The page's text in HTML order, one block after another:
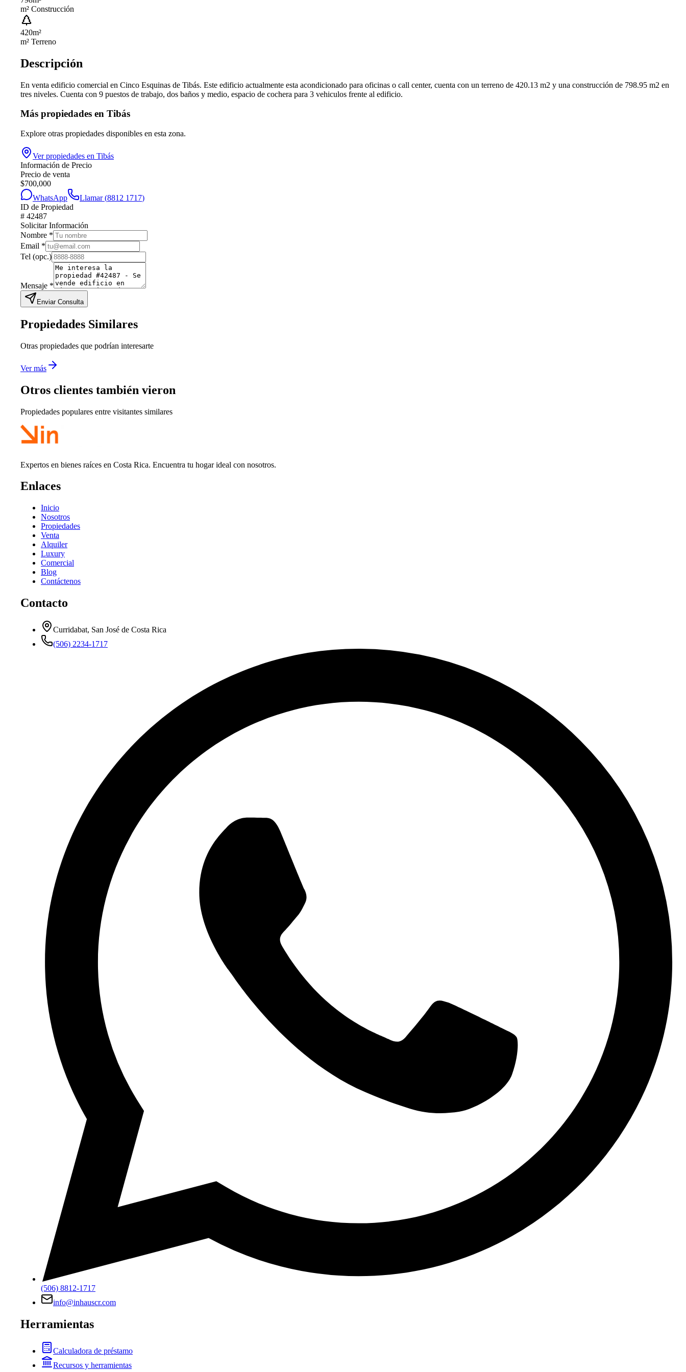
m² Construcción
420m²
m² Terreno
Descripción
En venta edificio comercial en Cinco Esquinas de Tibás. Este edificio actualmente esta acondicionado para oficinas o call center, cuenta con un terreno de 420.13 m2 y una construcción de 798.95 m2 en
tres niveles. Cuenta con 9 puestos de trabajo, dos baños y medio, espacio de cochera para 3 vehiculos frente al edificio.
Más propiedades en Tibás
Explore otras propiedades disponibles en esta zona.
Ver propiedades en Tibás
Información de Precio
Precio de venta
$700,000
WhatsApp
Llamar (8812 1717)
ID de Propiedad
# 42487
Solicitar Información
Nombre *
Email *
Tel (opc.)
Mensaje *
Enviar Consulta
Propiedades Similares
Otras propiedades que podrían interesarte
Ver más
Otros clientes también vieron
Propiedades populares entre visitantes similares
Expertos en bienes raíces en Costa Rica. Encuentra tu hogar ideal con nosotros.
Enlaces
Inicio
Nosotros
Propiedades
Venta
Alquiler
Luxury
Comercial
Blog
Contáctenos
Contacto
Curridabat, San José de Costa Rica
(506) 2234-1717
(506) 8812-1717
info@inhauscr.com
Herramientas
Calculadora de préstamo
Recursos y herramientas